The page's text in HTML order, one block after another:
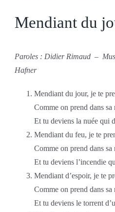
Mendiant du
Paroles : Didier Rimaud –
Hafner
Mendiant du jour, je te
Comme on prend dans
Et tu deviens la nuée qui
Mendiant du feu, je te
Comme on prend dans
Et tu deviens l’incendie
Mendiant d’espoir, je te
Comme on prend dans sa
Et tu deviens le torrent